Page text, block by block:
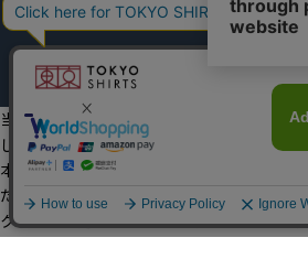
Copyright TOKYO SHIRTS Co.,Ltd.
当社のウェブサイトでは、お客様の利便性
しています。
本ウェブサイトをこのままご利用になる場
ただいたものとみなします。
クッキーを通じて収集する情報には、「お